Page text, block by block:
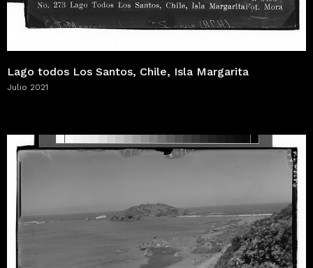
Lago todos Los Santos, Chile, Isla Margarita
Julio 2021